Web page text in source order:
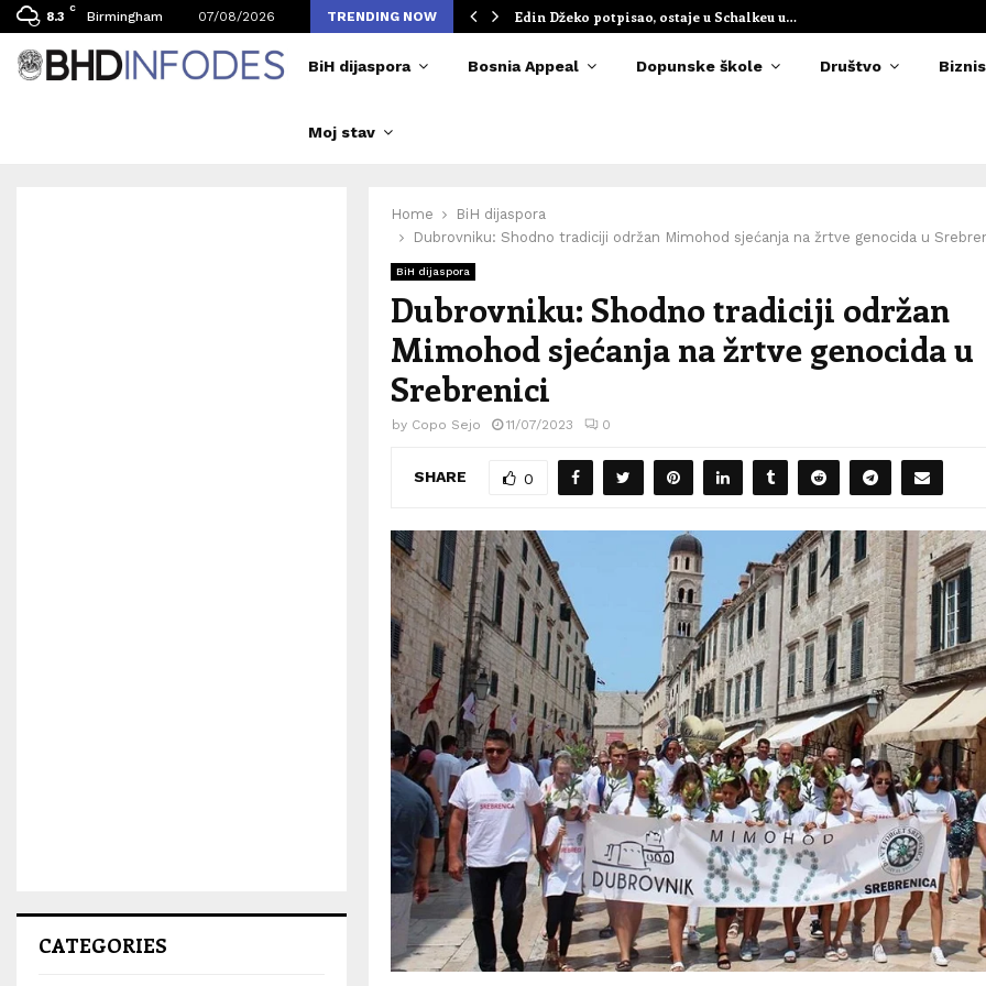
8.3
C
Birmingham 07/08/2026 TRENDING NOW
broj posjetilaca tokom Merlinovih koncerata Edin Džeko potpisao, ostaje u Schalkeu u…
BiH dijaspora Bosnia Appeal Dopunske škole Društvo Biznis
Moj stav
Home
BiH dijaspora
Dubrovniku: Shodno tradiciji održan Mimohod sjećanja na žrtve genocida u
BiH dijaspora
Dubrovniku: Shodno tradiciji održan
Mimohod sjećanja na žrtve genocida u
Srebrenici
by Copo Sejo 11/07/2023 0
SHARE 0
CATEGORIES